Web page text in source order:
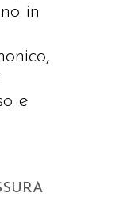
in
e